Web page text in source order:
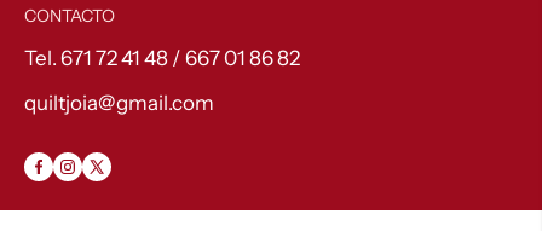
CONTACTO
Tel. 671 72 41 48 / 667 01 86 82
quiltjoia@gmail.com